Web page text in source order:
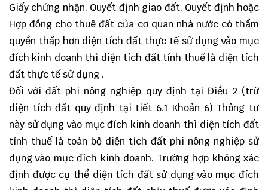
Giấy chứng nhận, Quyết định giao đất, Quyết định hoặc
Hợp đồng cho thuê đất của cơ quan nhà nước có thẩm
quyền thấp hơn diện tích đất thực tế sử dụng vào mục
đích kinh doanh thì diện tích đất tính thuế là diện tích
đất thực tế sử dụng .
Đối với đất phi nông nghiệp quy định tại Điều 2 (trừ
diện tích đất quy định tại tiết 6.1 Khoản 6) Thông tư
này sử dụng vào mục đích kinh doanh thì diện tích đất
tính thuế là toàn bộ diện tích đất phi nông nghiệp sử
dụng vào mục đích kinh doanh. Trường hợp không xác
định được cụ thể diện tích đất sử dụng vào mục đích